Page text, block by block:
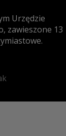
Urzędzie
zawieszone 13